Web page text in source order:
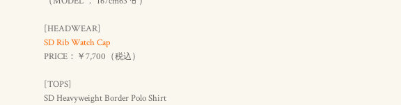
[HEADWEAR]
SD Rib Watch Cap
PRICE：￥7,700（税込 ）
[TOPS]
SD Heavyweight Border Polo Shirt